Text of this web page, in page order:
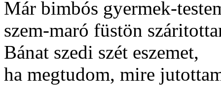
Már bimbós gyermek-
szem-maró füstön
Bánat szedi szét eszemet,
ha megtudom, mire